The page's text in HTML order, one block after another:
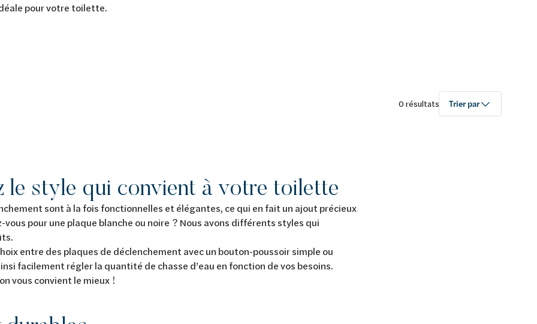
pour votre toilette.
0 résultats Trier par
le style qui convient à votre toilette
sont à la fois fonctionnelles et élégantes, ce qui en fait un ajout précieux
pour une plaque blanche ou noire ? Nous avons différents styles qui
entre des plaques de déclenchement avec un bouton-poussoir simple ou
facilement régler la quantité de chasse d’eau en fonction de vos besoins.
vous convient le mieux !